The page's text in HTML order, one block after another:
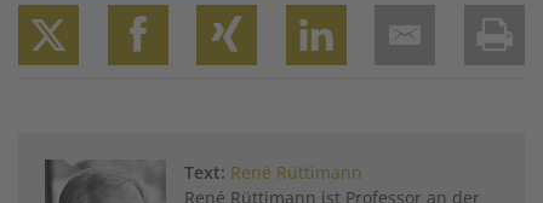
Text: René Rüttimann
René Rüttimann ist Professor an der